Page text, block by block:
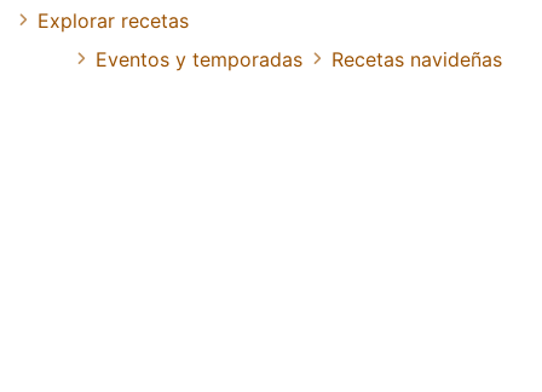
Explorar recetas
Eventos y temporadas
Recetas navideñas